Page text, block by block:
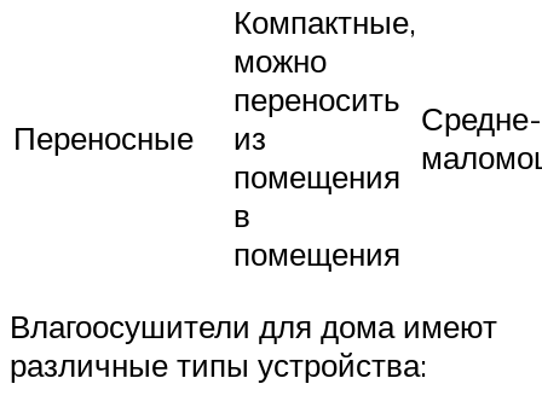
Переносные
Компактные,
можно
переносить
из
помещения
в
помещения
Влагоосушители для дома имеют
различные типы устройства: